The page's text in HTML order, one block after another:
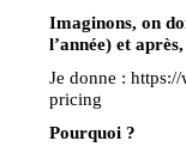
Imaginons, on
l’année) et
Je donne :
pricing
Pourquoi ?